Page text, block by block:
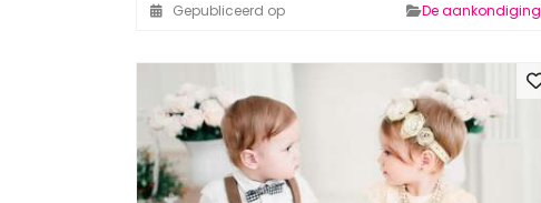
Gepubliceerd op De aankondiging